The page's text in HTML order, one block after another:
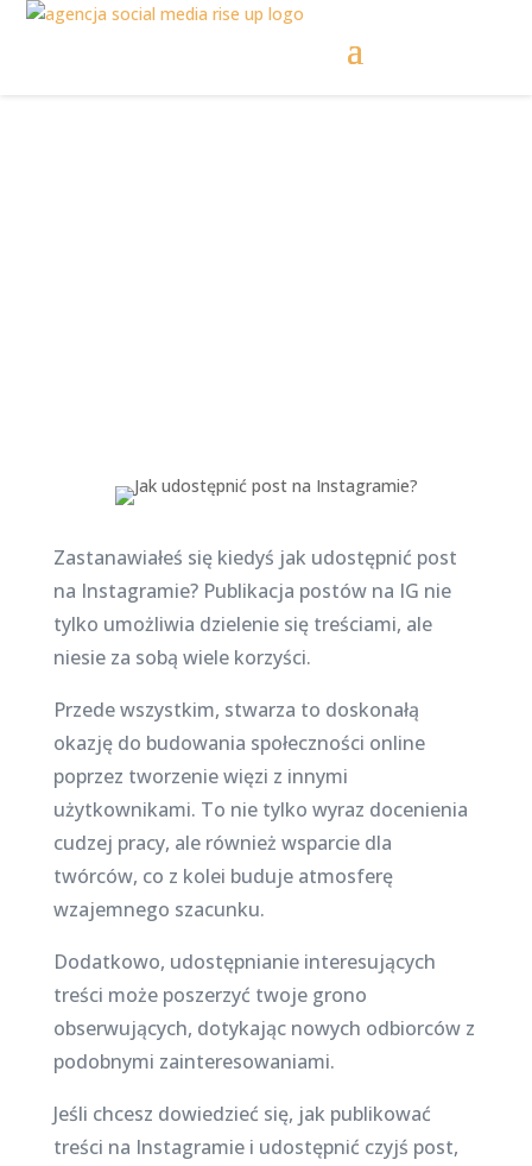
Zastanawiałeś się kiedyś jak udostępnić post
na Instagramie? Publikacja postów na IG nie
tylko umożliwia dzielenie się treściami, ale
niesie za sobą wiele korzyści.
Przede wszystkim, stwarza to doskonałą
okazję do budowania społeczności online
poprzez tworzenie więzi z innymi
użytkownikami. To nie tylko wyraz docenienia
cudzej pracy, ale również wsparcie dla
twórców, co z kolei buduje atmosferę
wzajemnego szacunku.
Dodatkowo, udostępnianie interesujących
treści może poszerzyć twoje grono
obserwujących, dotykając nowych odbiorców z
podobnymi zainteresowaniami.
Jeśli chcesz dowiedzieć się, jak publikować
treści na Instagramie i udostępnić czyjś post,